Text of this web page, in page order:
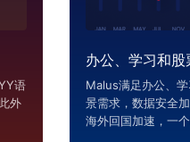
语
外
办公、学习和股
Malus满足办公、
景需求，数据安全
海外回国加速，一